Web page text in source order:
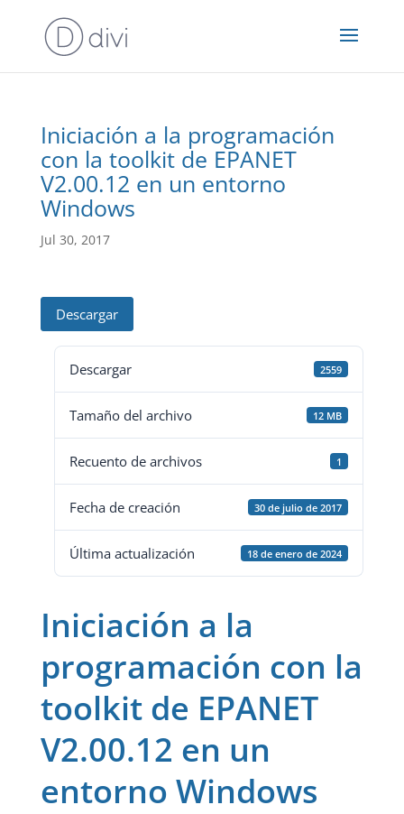
Iniciación a la programación
con la toolkit de EPANET
V2.00.12 en un entorno
Windows
Jul 30, 2017
Descargar
Descargar 2559
Tamaño del archivo 12 MB
Recuento de archivos 1
Fecha de creación 30 de julio de 2017
Última actualización 18 de enero de 2024
Iniciación a la
programación con la
toolkit de EPANET
V2.00.12 en un
entorno Windows